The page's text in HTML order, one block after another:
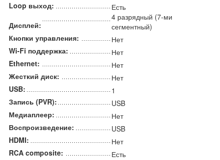
Loop выход:
Есть
Дисплей:
4 разрядный (7-ми
сегментный)
Кнопки управления:
Нет
Wi-Fi поддержка:
Нет
Ethernet:
Нет
Жесткий диск:
Нет
USB:
1
Запись (PVR):
USB
Медиаплеер:
Нет
Воспроизведение:
USB
HDMI:
Нет
RCA composite:
Есть